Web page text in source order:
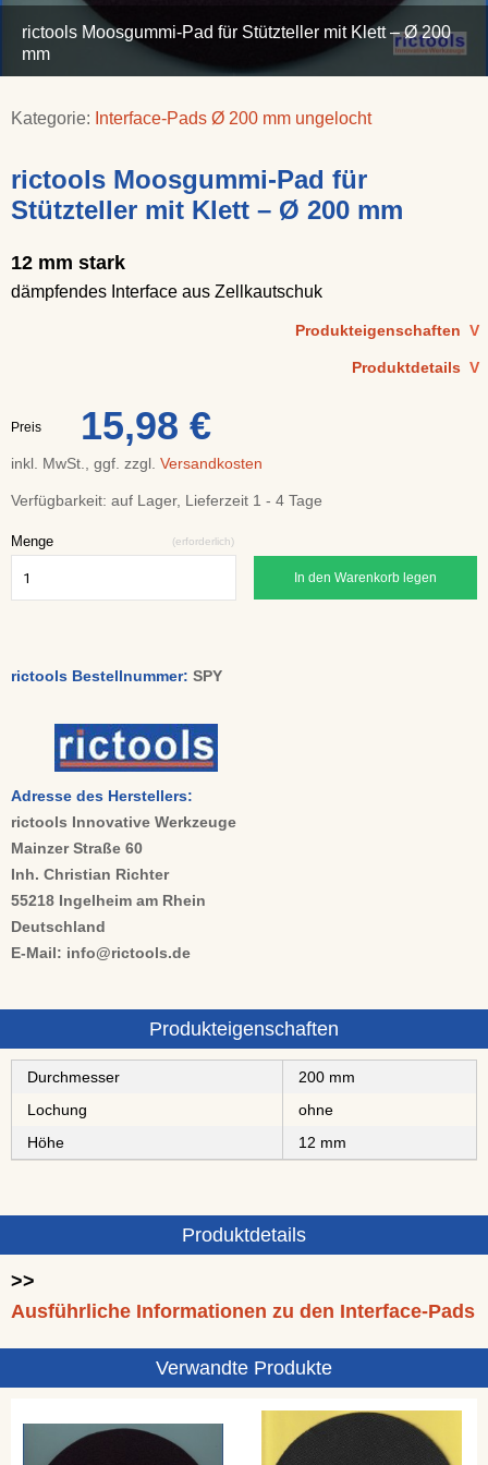
rictools Moosgummi-Pad für Stützteller mit Klett – Ø 200
mm
Kategorie: Interface-Pads Ø 200 mm ungelocht
rictools Moosgummi-Pad für
Stützteller mit Klett – Ø 200 mm
12 mm stark
dämpfendes Interface aus Zellkautschuk
Produkteigenschaften V
Produktdetails V
Preis 15,98 €
inkl. MwSt., ggf. zzgl. Versandkosten
Verfügbarkeit: auf Lager, Lieferzeit 1 - 4 Tage
Menge (erforderlich)
In den Warenkorb legen
rictools Bestellnummer: SPY
Adresse des Herstellers:
rictools Innovative Werkzeuge
Mainzer Straße 60
Inh. Christian Richter
55218 Ingelheim am Rhein
Deutschland
E-Mail: info@rictools.de
Produkteigenschaften
Durchmesser
200 mm
Lochung
ohne
Höhe
12 mm
Produktdetails
>>
Ausführliche Informationen zu den Interface-Pads
Verwandte Produkte